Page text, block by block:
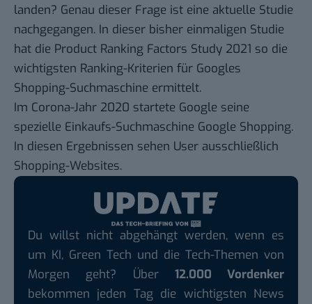
landen? Genau dieser Frage ist eine aktuelle Studie
nachgegangen. In dieser bisher einmaligen Studie
hat die Product Ranking Factors Study 2021 so die
wichtigsten Ranking-Kriterien für Googles
Shopping-Suchmaschine ermittelt.
Im Corona-Jahr 2020 startete Google seine
spezielle Einkaufs-Suchmaschine Google Shopping.
In diesen Ergebnissen sehen User ausschließlich
Shopping-Websites.
Du willst nicht abgehängt werden, wenn es
um KI, Green Tech und die Tech-Themen von
Morgen geht? Über 12.000 Vordenker
bekommen jeden Tag die wichtigsten News